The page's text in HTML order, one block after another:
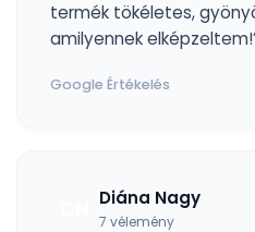
termék tökéletes,
amilyennek
Google Értékelés
Diána Nagy
7 vélemény